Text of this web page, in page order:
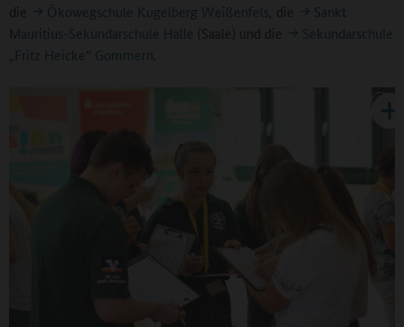
die
Ökowegschule Kugelberg Weißenfels , die
Sankt
Mauritius-Sekundarschule Halle (Saale) und die
Sekundarschule
„Fritz Heicke“ Gommern